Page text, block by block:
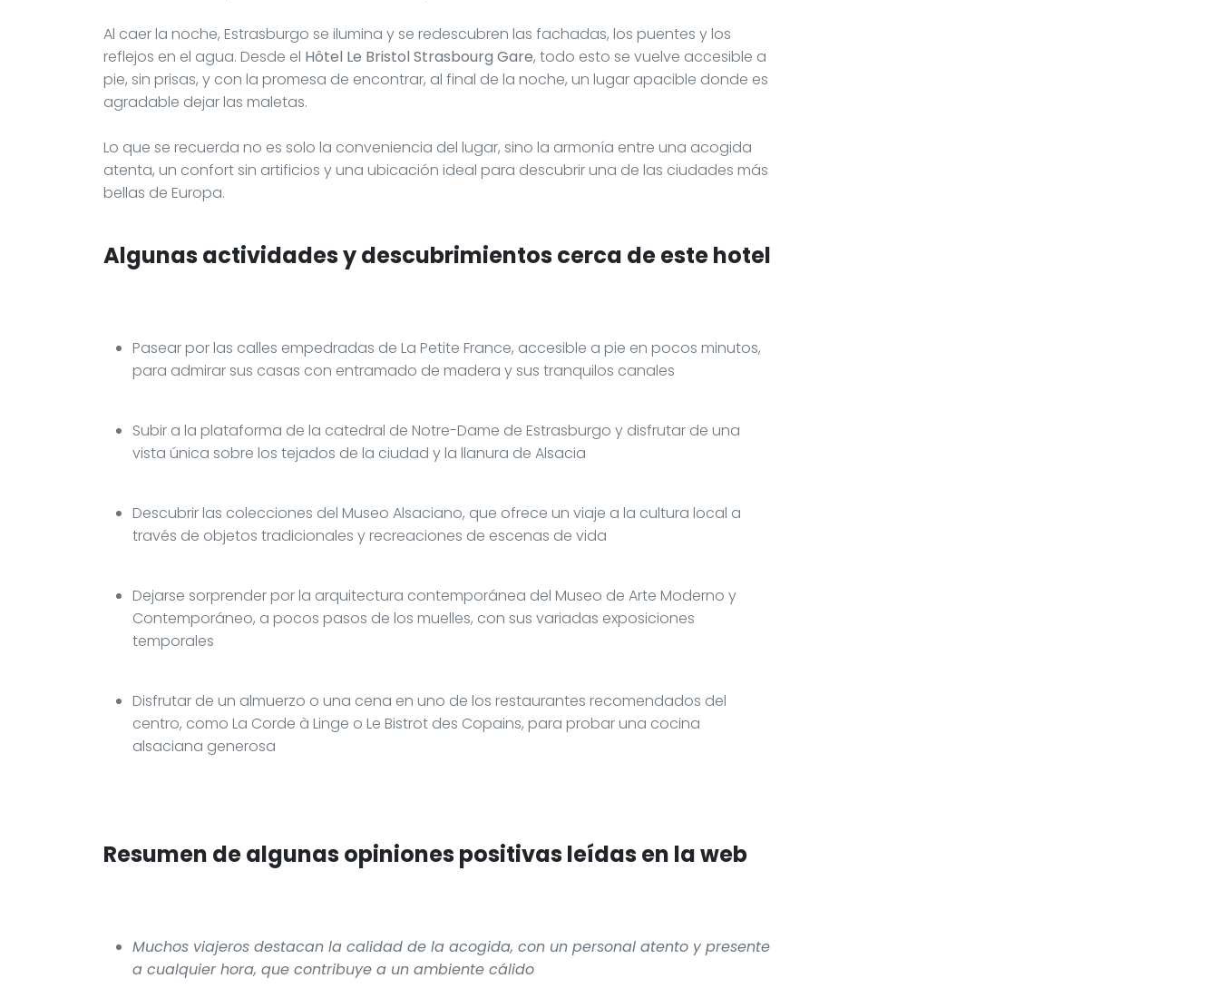
Al caer la noche, Estrasburgo se ilumina y se redescubren las fachadas, los puentes y los
reflejos en el agua. Desde el Hôtel Le Bristol Strasbourg Gare, todo esto se vuelve accesible a
pie, sin prisas, y con la promesa de encontrar, al final de la noche, un lugar apacible donde es
agradable dejar las maletas.
Lo que se recuerda no es solo la conveniencia del lugar, sino la armonía entre una acogida
atenta, un confort sin artificios y una ubicación ideal para descubrir una de las ciudades más
bellas de Europa.
Algunas actividades y descubrimientos cerca de este hotel
Pasear por las calles empedradas de La Petite France, accesible a pie en pocos minutos,
para admirar sus casas con entramado de madera y sus tranquilos canales
Subir a la plataforma de la catedral de Notre-Dame de Estrasburgo y disfrutar de una
vista única sobre los tejados de la ciudad y la llanura de Alsacia
Descubrir las colecciones del Museo Alsaciano, que ofrece un viaje a la cultura local a
través de objetos tradicionales y recreaciones de escenas de vida
Dejarse sorprender por la arquitectura contemporánea del Museo de Arte Moderno y
Contemporáneo, a pocos pasos de los muelles, con sus variadas exposiciones
temporales
Disfrutar de un almuerzo o una cena en uno de los restaurantes recomendados del
centro, como La Corde à Linge o Le Bistrot des Copains, para probar una cocina
alsaciana generosa
Resumen de algunas opiniones positivas leídas en la web
Muchos viajeros destacan la calidad de la acogida, con un personal atento y presente
a cualquier hora, que contribuye a un ambiente cálido